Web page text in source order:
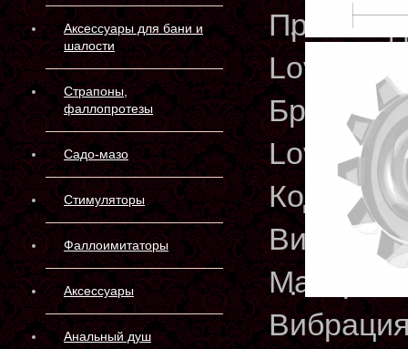
Аксессуары для бани и
шалости
Страпоны,
фаллопротезы
Садо-мазо
Стимуляторы
Фаллоимитаторы
Аксессуары
Анальный душ
LoveToy
Бренд:
LoveToy
Код
Вид